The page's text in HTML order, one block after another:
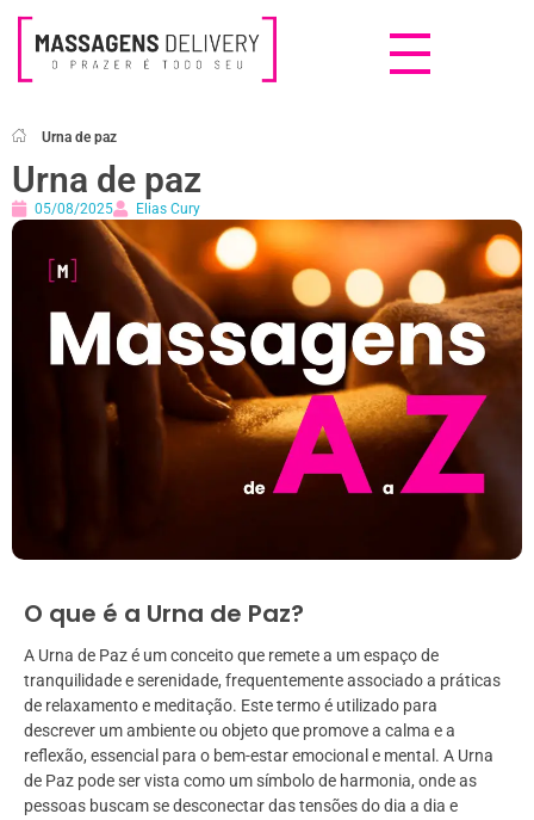
Urna de paz
Urna de paz
05/08/2025 Elias Cury
O que é a Urna de Paz?
A Urna de Paz é um conceito que remete a um espaço de
tranquilidade e serenidade, frequentemente associado a práticas
de relaxamento e meditação. Este termo é utilizado para
descrever um ambiente ou objeto que promove a calma e a
reflexão, essencial para o bem-estar emocional e mental. A Urna
de Paz pode ser vista como um símbolo de harmonia, onde as
pessoas buscam se desconectar das tensões do dia a dia e